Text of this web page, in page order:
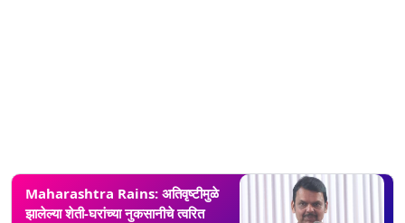
Maharashtra Rains: अतिवृष्टीमुळे
झालेल्या शेती-घरांच्या नुकसानीचे त्वरित